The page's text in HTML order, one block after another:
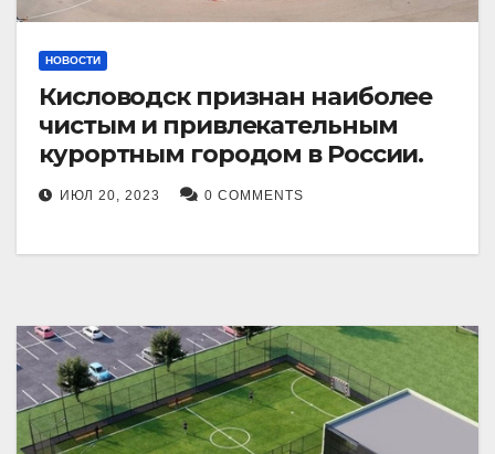
НОВОСТИ
Кисловодск признан наиболее
чистым и привлекательным
курортным городом в России.
ИЮЛ 20, 2023 0 COMMENTS